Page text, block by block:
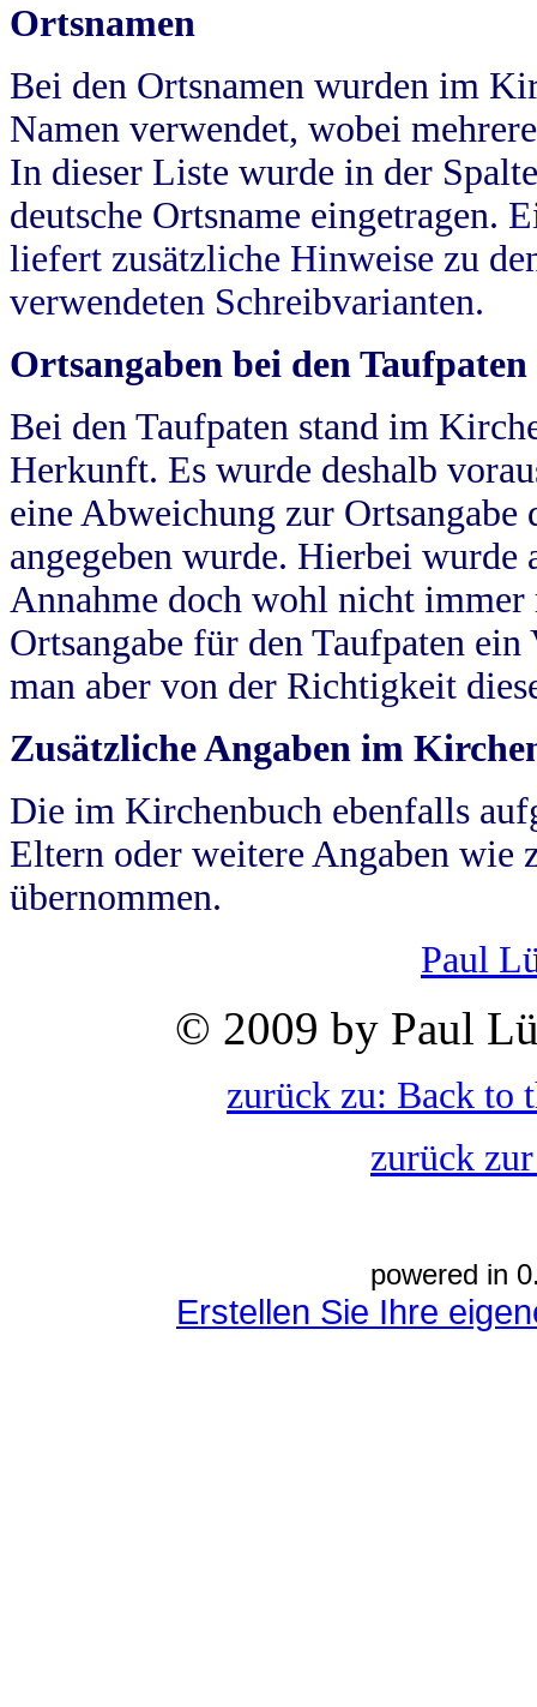
Ortsnamen
Bei den Ortsnamen wurden im
Namen verwendet, wobei
In dieser Liste wurde in der
deutsche Ortsname eingetragen.
liefert zusätzliche Hinweise zu
verwendeten Schreibvarianten.
Ortsangaben bei den Taufpaten
Bei den Taufpaten stand im
Herkunft. Es wurde deshalb
eine Abweichung zur
angegeben wurde. Hierbei wurde
Annahme doch wohl nicht
Ortsangabe für den Taufpaten
man aber von der Richtigkeit
Zusätzliche Angaben im
Die im Kirchenbuch ebenfalls
Eltern oder weitere Angaben wie
übernommen.
Paul
© 2009 by Paul
zurück zu: Back to
zurück
powered in
Erstellen Sie Ihre